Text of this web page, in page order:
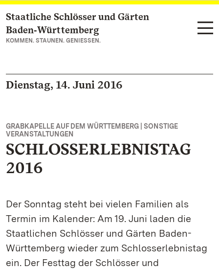
Zum Hauptinhalt springen
Staatliche Schlösser und Gärten
Baden‑Württemberg
KOMMEN. STAUNEN. GENIESSEN.
Dienstag, 14. Juni 2016
GRABKAPELLE AUF DEM WÜRTTEMBERG | SONSTIGE
VERANSTALTUNGEN
SCHLOSSERLEBNISTAG
2016
Der Sonntag steht bei vielen Familien als
Termin im Kalender: Am 19. Juni laden die
Staatlichen Schlösser und Gärten Baden-
Württemberg wieder zum Schlosserlebnistag
ein. Der Festtag der Schlösser und